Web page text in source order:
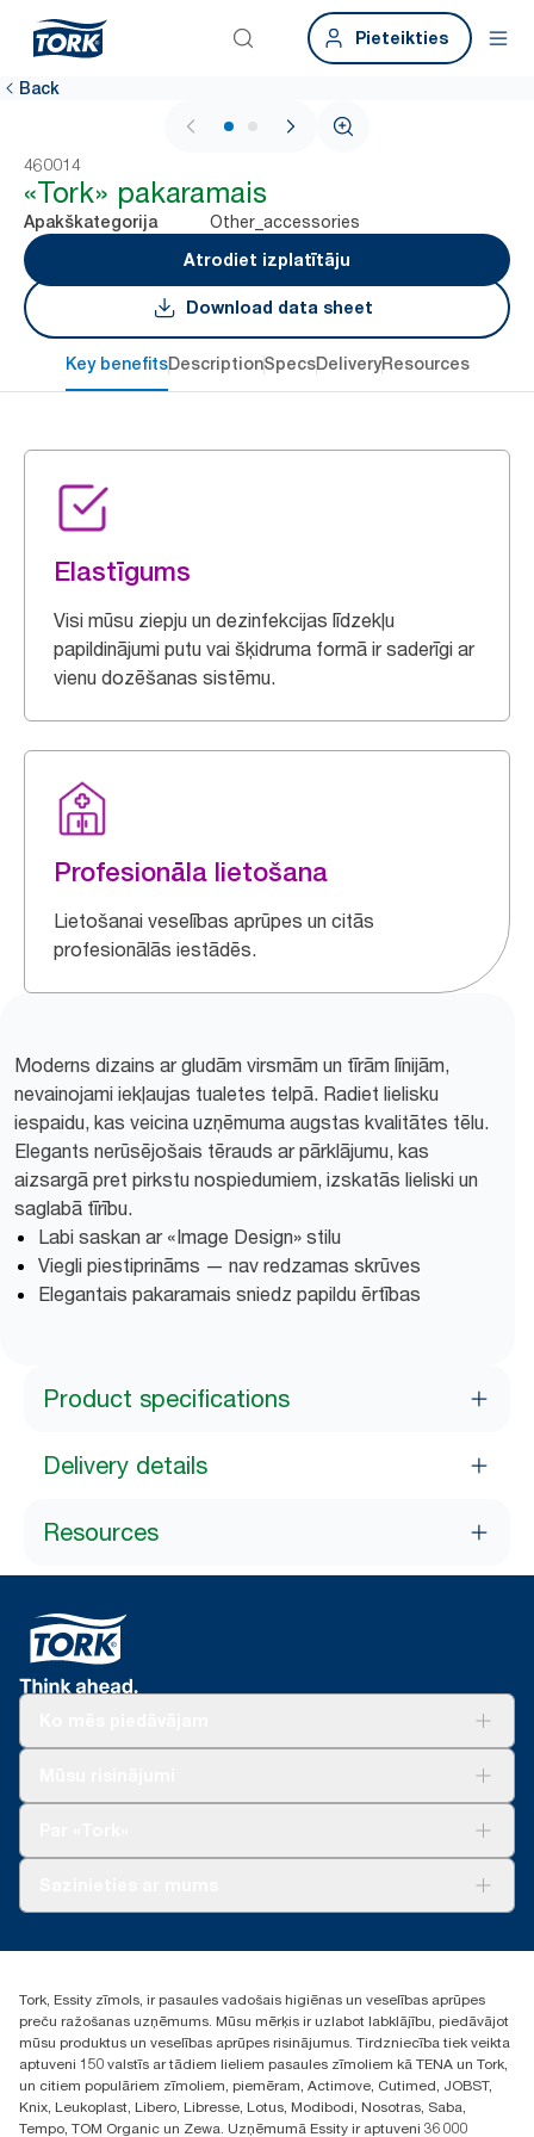
Pieteikties
Back
1 / 2
460014
«Tork» pakaramais
Apakškategorija
Other_accessories
Atrodiet izplatītāju
Download data sheet
Key benefitsDescriptionSpecsDeliveryResources
Elastīgums
Visi mūsu ziepju un dezinfekcijas līdzekļu
papildinājumi putu vai šķidruma formā ir saderīgi ar
vienu dozēšanas sistēmu.
Profesionāla lietošana
Lietošanai veselības aprūpes un citās
profesionālās iestādēs.
Moderns dizains ar gludām virsmām un tīrām līnijām,
nevainojami iekļaujas tualetes telpā. Radiet lielisku
iespaidu, kas veicina uzņēmuma augstas kvalitātes tēlu.
Elegants nerūsējošais tērauds ar pārklājumu, kas
aizsargā pret pirkstu nospiedumiem, izskatās lieliski un
saglabā tīrību.
Labi saskan ar «Image Design» stilu
Viegli piestiprināms — nav redzamas skrūves
Elegantais pakaramais sniedz papildu ērtības
Product specifications
Delivery details
Resources
+371 29141799
Atrast izplatītāju
Ulbrokas street 19A
Riga, Latvija
LV-1028
Tork, Essity zīmols, ir pasaules vadošais higiēnas un veselības aprūpes
preču ražošanas uzņēmums. Mūsu mērķis ir uzlabot labklājību, piedāvājot
mūsu produktus un veselības aprūpes risinājumus. Tirdzniecība tiek veikta
aptuveni 150 valstīs ar tādiem lieliem pasaules zīmoliem kā TENA un Tork,
un citiem populāriem zīmoliem, piemēram, Actimove, Cutimed, JOBST,
Knix, Leukoplast, Libero, Libresse, Lotus, Modibodi, Nosotras, Saba,
Tempo, TOM Organic un Zewa. Uzņēmumā Essity ir aptuveni 36 000